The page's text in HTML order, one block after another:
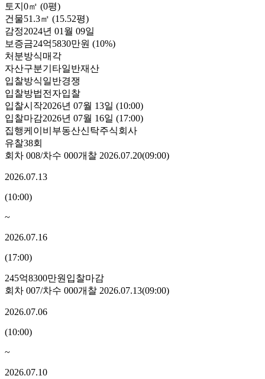
토지 0㎡ (0평)
건물51.3㎡ (15.52평)
감정2024년 01월 09일
보증금24억5830만원 (10%)
처분방식매각
자산구분기타일반재산
입찰방식일반경쟁
입찰방법전자입찰
입찰시작2026년 07월 13일 (10:00)
입찰마감2026년 07월 16일 (17:00)
집행케이비부동산신탁주식회사
유찰38회
회차 008/차수 000개찰 2026.07.20(09:00)
2026.07.13
(10:00)
~
2026.07.16
(17:00)
245억8300만원 입찰마감
회차 007/차수 000개찰 2026.07.13(09:00)
2026.07.06
(10:00)
~
2026.07.10